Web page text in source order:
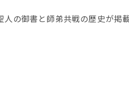
の御書と師弟共戦の歴史が掲